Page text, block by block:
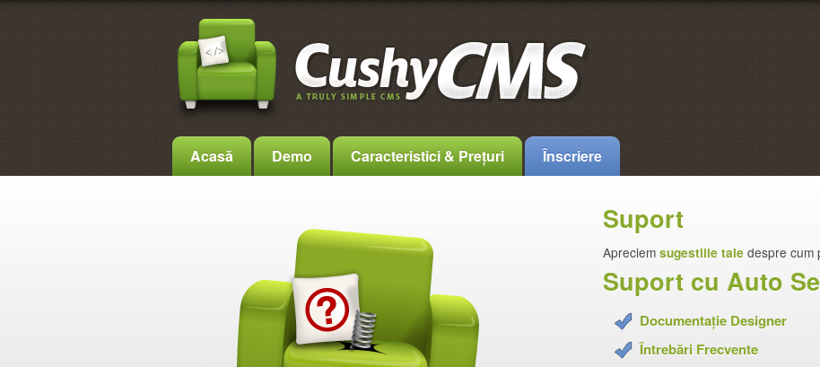
Acasă Demo Caracteristici & Prețuri Înscriere
Suport
Apreciem sugestiile tale despre cum
Suport cu Auto
Documentație Designer
Întrebări Frecvente